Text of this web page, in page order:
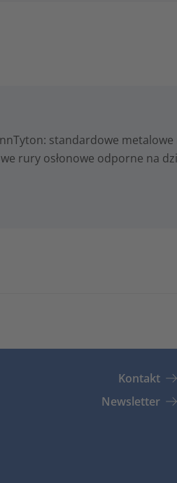
standardowe
rury osłonowe odporne na
Kontakt
Newsletter